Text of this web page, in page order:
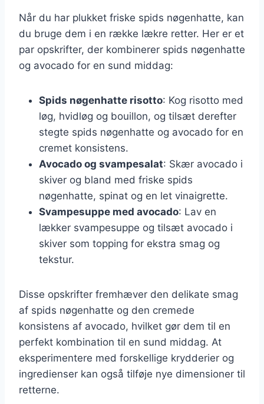
Når du har plukket friske spids nøgenhatte, kan
du bruge dem i en række lækre retter. Her er et
par opskrifter, der kombinerer spids nøgenhatte
og avocado for en sund middag:
Spids nøgenhatte risotto: Kog risotto med
løg, hvidløg og bouillon, og tilsæt derefter
stegte spids nøgenhatte og avocado for en
cremet konsistens.
Avocado og svampesalat: Skær avocado i
skiver og bland med friske spids
nøgenhatte, spinat og en let vinaigrette.
Svampesuppe med avocado: Lav en
lækker svampesuppe og tilsæt avocado i
skiver som topping for ekstra smag og
tekstur.
Disse opskrifter fremhæver den delikate smag
af spids nøgenhatte og den cremede
konsistens af avocado, hvilket gør dem til en
perfekt kombination til en sund middag. At
eksperimentere med forskellige krydderier og
ingredienser kan også tilføje nye dimensioner til
retterne.